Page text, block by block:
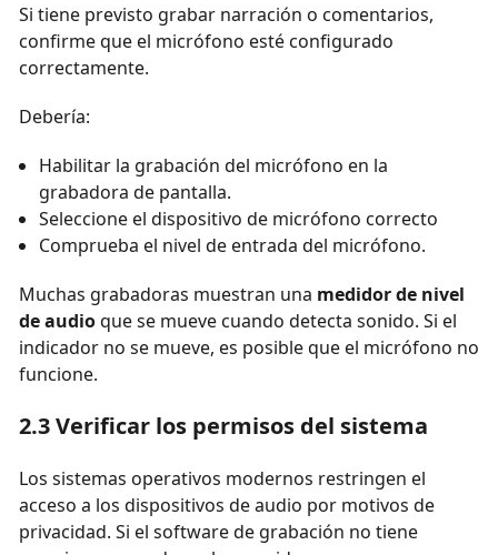
Si tiene previsto grabar narración o comentarios,
confirme que el micrófono esté configurado
correctamente.
Debería:
Habilitar la grabación del micrófono en la
grabadora de pantalla.
Seleccione el dispositivo de micrófono correcto
Comprueba el nivel de entrada del micrófono.
Muchas grabadoras muestran una medidor de nivel
de audioque se mueve cuando detecta sonido. Si el
indicador no se mueve, es posible que el micrófono no
funcione.
2.3 Verificar los permisos del sistema
Los sistemas operativos modernos restringen el
acceso a los dispositivos de audio por motivos de
privacidad. Si el software de grabación no tiene